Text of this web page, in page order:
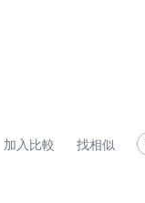
加入比較 找相似